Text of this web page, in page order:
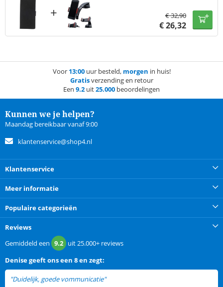
+ €32,90
€26,32
Voor 13:00uur besteld, morgen in huis!
Gratisverzending en retour
Een 9.2 uit25.000 beoordelingen
Kunnen we je helpen?
Maandag bereikbaar vanaf 9:00
klantenservice@shop4.nl
Klantenservice
Meer informatie
Populaire categorieën
Reviews
Gemiddeld een 9.2 uit25.000+ reviews
Denisegeeft ons een 8 en zegt:
"Duidelijk, goede vommunicatie"